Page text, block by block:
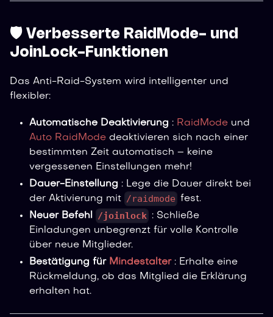
🛡️ Verbesserte RaidMode- und
JoinLock-Funktionen
Das Anti-Raid-System wird intelligenter und
flexibler:
Automatische Deaktivierung : RaidMode und
Auto RaidMode deaktivieren sich nach einer
bestimmten Zeit automatisch – keine
vergessenen Einstellungen mehr!
Dauer-Einstellung : Lege die Dauer direkt bei
der Aktivierung mit /raidmode fest.
Neuer Befehl /joinlock : Schließe
Einladungen unbegrenzt für volle Kontrolle
über neue Mitglieder.
Bestätigung für Mindestalter: Erhalte eine
Rückmeldung, ob das Mitglied die Erklärung
erhalten hat.